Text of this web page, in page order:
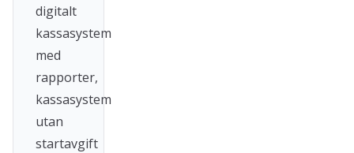
digitalt
kassasystem
med
rapporter,
kassasystem
utan
startavgift